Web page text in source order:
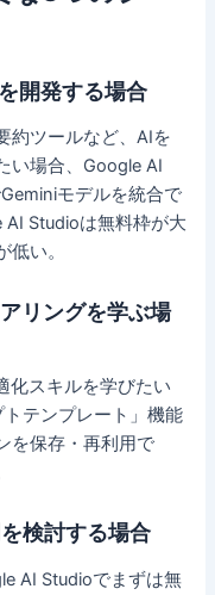
開発する場合
約ツールなど、AIを
い場合、Google AI
モデルを統合で
AI Studioは無料枠が大
い。
リングを学ぶ場
化スキルを学びたい
テンプレート」機能
を保存・再利用で
検討する場合
AI Studioでまずは無